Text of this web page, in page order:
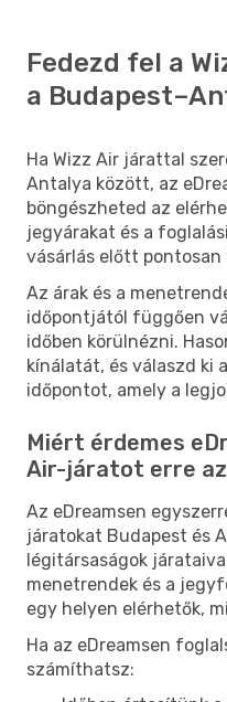
Fedezd fel a
a
Ha Wizz Air járattal
Antalya között, az
böngészheted az
jegyárakat és a
vásárlás előtt
Az árak és a
időpontjától függően
időben körülnézni.
kínálatát, és válaszd ki
időpontot, amely a
Miért érdemes
Air-járatot erre
Az eDreamsen
járatokat Budapest és
légitársaságok
menetrendek és a
egy helyen elérhetők,
Ha az eDreamsen
számíthatsz: